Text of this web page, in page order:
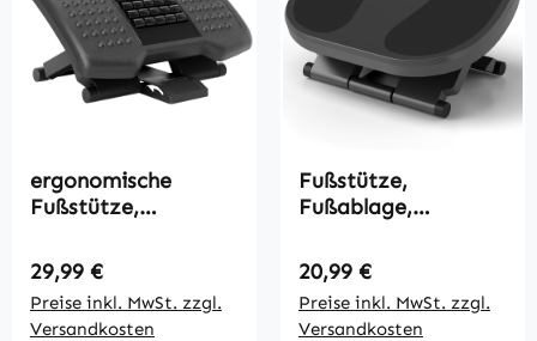
ergonomische
Fußstütze,
Massagefläche mit
Rollen, Schwarz, 46 x
35 cm
Regulärer Preis:
29,99 €
Preise inkl. MwSt. zzgl.
Versandkosten
Fußstütze,
Fußablage,
30° neigbar, Grau
Regulärer Preis:
20,99 €
Preise inkl. MwSt. zzgl.
Versandkosten